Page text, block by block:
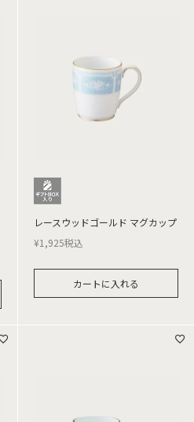
レースウッドゴールド マグカップ
¥1,925税込
カートに入れる